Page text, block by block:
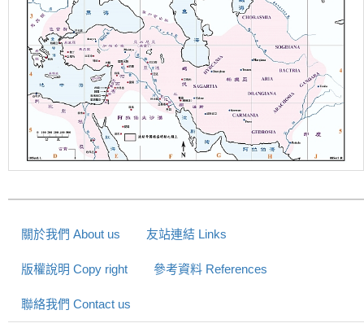
關於我們 About us 友站連結 Links
版權說明 Copy right 參考資料 References
聯絡我們 Contact us